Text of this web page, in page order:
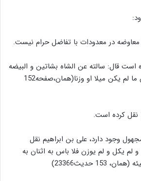
معاوضه در معدودات با تفاضل حرام نیست.
قال: سالته عن الشاه بشاتین و البیضه
بالبیضیتین؟قال: لا باس ما لم یکن میلا او وزنا(همان،صفحه152
نقل کرده است.
وجود دارد، علی بن ابراهیم نقل
لم یکل و لم یوزن فلا باس به اثنان به
حدیث23366)